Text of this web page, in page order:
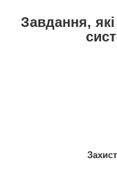
Завдання,